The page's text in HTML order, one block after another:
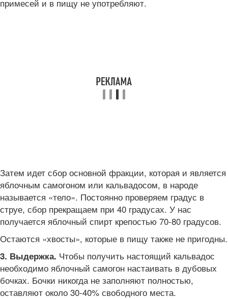
примесей и в пищу не употребляют.
Затем идет сбор основной фракции, которая и является
яблочным самогоном или кальвадосом, в народе
называется «тело». Постоянно проверяем градус в
струе, сбор прекращаем при 40 градусах. У нас
получается яблочный спирт крепостью 70-80 градусов.
Остаются «хвосты», которые в пищу также не пригодны.
3. Выдержка. Чтобы получить настоящий кальвадос
необходимо яблочный самогон настаивать в дубовых
бочках. Бочки никогда не заполняют полностью,
оставляют около 30-40% свободного места.